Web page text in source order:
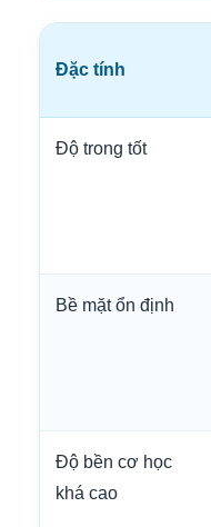
Đặc tính
Độ trong tốt
Bề mặt ổn định
Độ bền cơ học
khá cao